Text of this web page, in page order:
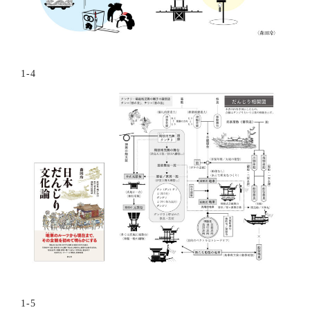
1-4
1-5